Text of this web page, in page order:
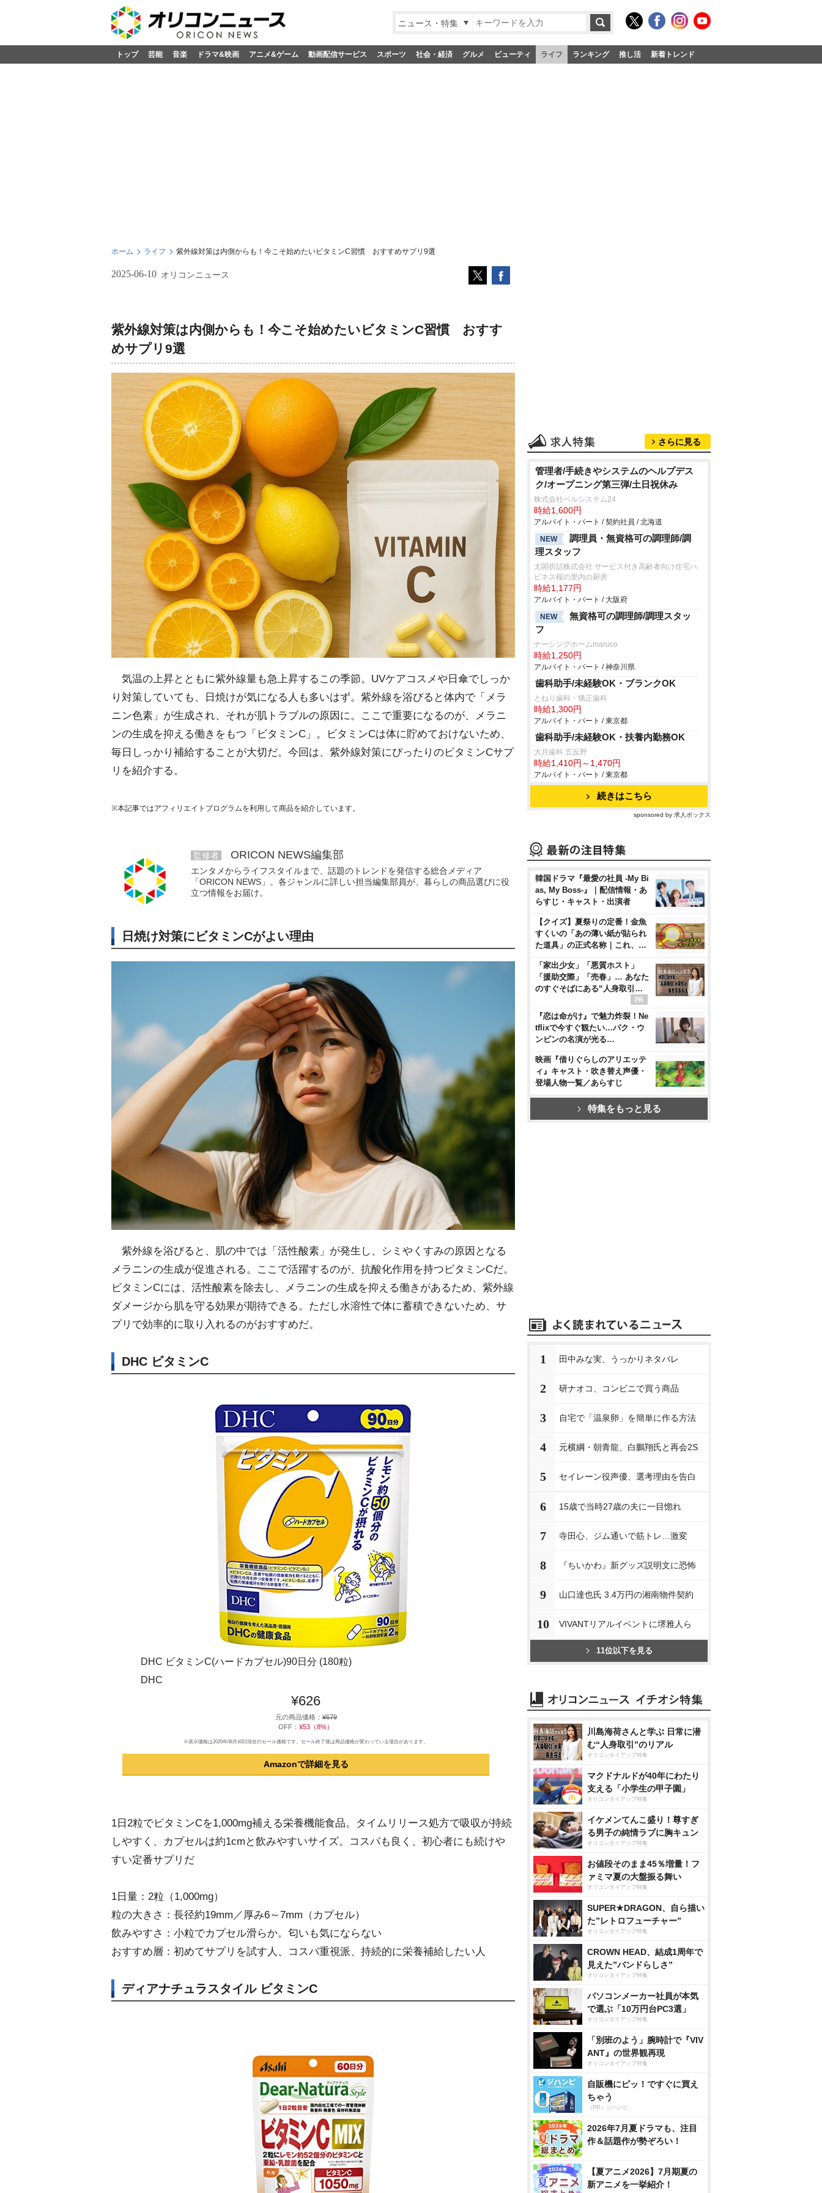
ニュース・特集
トップ 芸能 音楽 ドラマ&映画 アニメ&ゲーム 動画配信サービス スポーツ 社会・経済 グルメ ビューティ ライフ ランキング 推し活 新着トレンド
ホーム ライフ 紫外線対策は内側からも！今こそ始めたいビタミンC習慣 おすすめサプリ9選
2025-06-10 オリコンニュース
紫外線対策は内側からも！今こそ始めたいビタミンC習慣 おすす
めサプリ9選
気温の上昇とともに紫外線量も急上昇するこの季節。UVケアコスメや日傘でしっか
り対策していても、日焼けが気になる人も多いはず。紫外線を浴びると体内で「メラ
ニン色素」が生成され、それが肌トラブルの原因に。ここで重要になるのが、メラニ
ンの生成を抑える働きをもつ「ビタミンC」。ビタミンCは体に貯めておけないため、
毎日しっかり補給することが大切だ。今回は、紫外線対策にぴったりのビタミンCサプ
リを紹介する。
※本記事ではアフィリエイトプログラムを利用して商品を紹介しています。
監修者 ORICON NEWS編集部
エンタメからライフスタイルまで、話題のトレンドを発信する総合メディア
「ORICON NEWS」。各ジャンルに詳しい担当編集部員が、暮らしの商品選びに役
立つ情報をお届け。
日焼け対策にビタミンCがよい理由
紫外線を浴びると、肌の中では「活性酸素」が発生し、シミやくすみの原因となる
メラニンの生成が促進される。ここで活躍するのが、抗酸化作用を持つビタミンCだ。
ビタミンCには、活性酸素を除去し、メラニンの生成を抑える働きがあるため、紫外線
ダメージから肌を守る効果が期待できる。ただし水溶性で体に蓄積できないため、サ
プリで効率的に取り入れるのがおすすめだ。
DHC ビタミンC
DHC ビタミンC(ハードカプセル)90日分 (180粒)
DHC
¥626
元の商品価格：¥679
OFF： ¥53（8%）
※表示価格は2025年06月10日現在のセール価格です。セール終了後は商品価格が変わっている場合があります。
Amazonで詳細を見る
1日2粒でビタミンCを1,000mg補える栄養機能食品。タイムリリース処方で吸収が持続
しやすく、カプセルは約1cmと飲みやすいサイズ。コスパも良く、初心者にも続け
すい定番サプリだ
1日量：2粒（1,000mg）
粒の大きさ：長径約19mm／厚み6～7mm（カプセル）
飲みやすさ：小粒でカプセル滑らか。匂いも気にならない
おすすめ層：初めてサプリを試す人、コスパ重視派、持続的に栄養補給したい人
ディアナチュラスタイル ビタミンC
さらに見る
管理者/手続きやシステムのヘルプデス
ク/オープニング第三弾/土日祝休み
株式会社ベルシステム24
時給1,600円
アルバイト・パート / 契約社員 / 北海道
NEW
調理員・無資格可の調理師/調
理スタッフ
太閤折詰株式会社 サービス付き高齢者向け住宅ハ
ピネス桜の里内の厨房
時給1,177円
アルバイト・パート / 大阪府
NEW
無資格可の調理師/調理スタッ
フ
ナーシングホームmaruco
時給1,250円
アルバイト・パート / 神奈川県
歯科助手/未経験OK・ブランクOK
とねり歯科・矯正歯科
時給1,300円
アルバイト・パート / 東京都
歯科助手/未経験OK・扶養内勤務OK
大月歯科 五反野
時給1,410円～1,470円
アルバイト・パート / 東京都
続きはこちら
sponsored by 求人ボックス
韓国ドラマ『最愛の社員 -My Bi
as, My Boss-』｜配信情報・あ
らすじ・キャスト・出演者
【クイズ】夏祭りの定番！金魚
すくいの「あの薄い紙が貼られ
た道具」の正式名称｜これ、…
「家出少女」「悪質ホスト」
「援助交際」「売春」… あなた
のすぐそばにある“人身取引…
『恋は命がけ』で魅力炸裂！Ne
tflixで今すぐ観たい…パク・ウ
ンビンの名演が光る…
映画『借りぐらしのアリエッテ
ィ』キャスト・吹き替え声優・
登場人物一覧／あらすじ
特集をもっと見る
1 田中みな実、うっかりネタバレ
2 研ナオコ、コンビニで買う商品
3 自宅で「温泉卵」を簡単に作る方法
4 元横綱・朝青龍、白鵬翔氏と再会2S
5 セイレーン役声優、選考理由を告白
6 15歳で当時27歳の夫に一目惚れ
7 寺田心、ジム通いで筋トレ…激変
8 『ちいかわ』新グッズ説明文に恐怖
9 山口達也氏 3.4万円の湘南物件契約
10 VIVANTリアルイベントに堺雅人ら
11位以下を見る
川島海荷さんと学ぶ 日常に潜
む“人身取引”のリアル
オリコンタイアップ特集
マクドナルドが40年にわたり
支える「小学生の甲子園」
オリコンタイアップ特集
イケメンてんこ盛り！尊すぎ
る男子の純情ラブに胸キュン
オリコンタイアップ特集
お値段そのまま45％増量！フ
ァミマ夏の大盤振る舞い
オリコンタイアップ特集
SUPER★DRAGON、自ら描い
た”レトロフューチャー”
オリコンタイアップ特集
CROWN HEAD、結成1周年で
見えた”バンドらしさ”
オリコンタイアップ特集
パソコンメーカー社員が本気
で選ぶ「10万円台PC3選」
オリコンタイアップ特集
「別班のよう」腕時計で『VIV
ANT』の世界観再現
オリコンタイアップ特集
自販機にピッ！ですぐに買え
ちゃう
（PR）ジハンピ
2026年7月夏ドラマも、注目
作＆話題作が勢ぞろい！
【夏アニメ2026】7月期夏の
新アニメを一挙紹介！